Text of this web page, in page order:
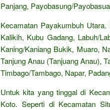
Panjang, Payobasung/
Kecamatan Payakumbuh
Kalikih, Kubu Gadang, Labuh/
Kaning/Kaniang Bukik, Muaro,
Tanjung Anau (Tanjuang Anau),
Timbago/Tambago, Napar,
Untuk kita yang tinggal di
Koto. Seperti di Kecamatan